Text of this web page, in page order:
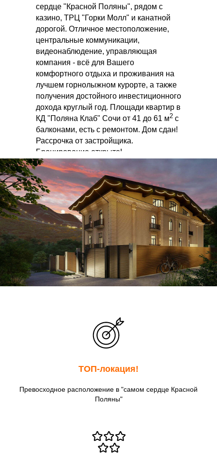
сердце "Красной Поляны", рядом с
казино, ТРЦ "Горки Молл" и канатной
дорогой. Отличное местоположение,
центральные коммуникации,
видеонаблюдение, управляющая
компания - всё для Вашего
комфортного отдыха и проживания на
лучшем горнолыжном курорте, а также
получения достойного инвестиционного
дохода круглый год. Площади квартир в
КД "Поляна Клаб" Сочи от 41 до 61 м2 с
балконами, есть с ремонтом. Дом сдан!
Рассрочка от застройщика.
Бронирование открыто!
ТОП-локация!
Превосходное расположение в "самом сердце Красной
Поляны"